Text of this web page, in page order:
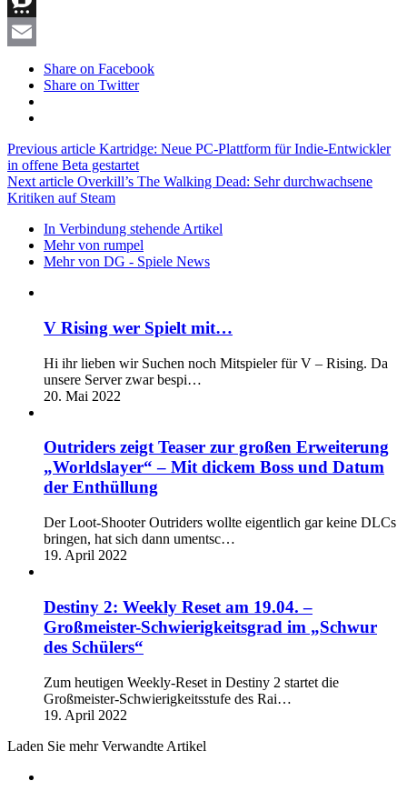
Threema
Share on Facebook
Share on Twitter
Previous article Kartridge: Neue PC-Plattform für Indie-Entwickler
in offene Beta gestartet
Next article Overkill’s The Walking Dead: Sehr durchwachsene
Kritiken auf Steam
In Verbindung stehende Artikel
Mehr von rumpel
Mehr von DG - Spiele News
V Rising wer Spielt mit…
Hi ihr lieben wir Suchen noch Mitspieler für V – Rising. Da
unsere Server zwar bespi…
20. Mai 2022
Outriders zeigt Teaser zur großen Erweiterung
„Worldslayer“ – Mit dickem Boss und Datum
der Enthüllung
Der Loot-Shooter Outriders wollte eigentlich gar keine DLCs
bringen, hat sich dann umentsc…
19. April 2022
Destiny 2: Weekly Reset am 19.04. –
Großmeister-Schwierigkeitsgrad im „Schwur
des Schülers“
Zum heutigen Weekly-Reset in Destiny 2 startet die
Großmeister-Schwierigkeitsstufe des Rai…
19. April 2022
Laden Sie mehr Verwandte Artikel